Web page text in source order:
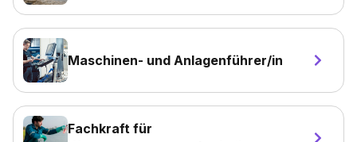
Maschinen- und Anlagenführer/in
Fachkraft für